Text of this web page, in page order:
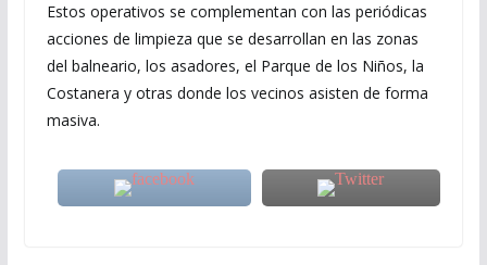
Estos operativos se complementan con las periódicas
acciones de limpieza que se desarrollan en las zonas
del balneario, los asadores, el Parque de los Niños, la
Costanera y otras donde los vecinos asisten de forma
masiva.